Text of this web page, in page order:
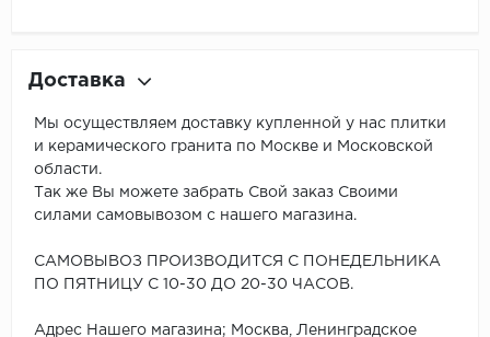
Доставка
Мы осуществляем доставку купленной у нас плитки
и керамического гранита по Москве и Московской
области.
Так же Вы можете забрать Свой заказ Своими
силами самовывозом с нашего магазина.
САМОВЫВОЗ ПРОИЗВОДИТСЯ С ПОНЕДЕЛЬНИКА
ПО ПЯТНИЦУ С 10-30 ДО 20-30 ЧАСОВ.
Адрес Нашего магазина; Москва, Ленинградское